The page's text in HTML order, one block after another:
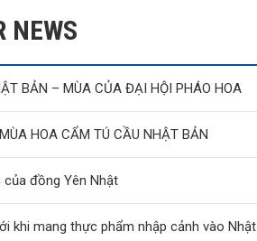
NEWS
BẢN – MÙA CỦA ĐẠI HỘI PHÁO HOA
HOA CẨM TÚ CẦU NHẬT BẢN
đồng Yên Nhật
khi mang thực phẩm nhập cảnh vào Nhật